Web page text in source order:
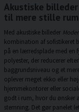
Akustiske
til mere stille
Med akustiske billeder
kombination af sofistikeret
på en lærredsplade med en
polyester, der reducerer
baggrundsniveau og et
oplever meget ekko eller
hjemmekontorer eller
godt i rum, hvor du ønsker
stemning. Det gør panelet